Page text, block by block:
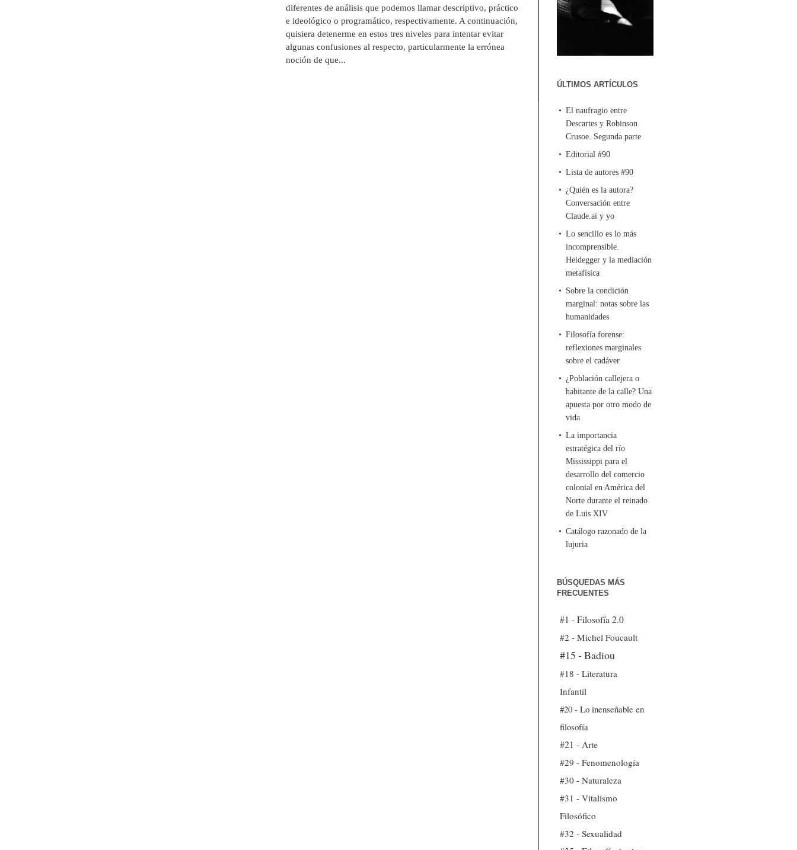
diferentes de análisis que podemos llamar descriptivo, práctico
e ideológico o programático, respectivamente. A continuación,
quisiera detenerme en estos tres niveles para intentar evitar
algunas confusiones al respecto, particularmente la errónea
noción de que...
ÚLTIMOS ARTÍCULOS
El naufragio entre
Descartes y Robinson
Crusoe. Segunda parte
Editorial #90
Lista de autores #90
¿Quién es la autora?
Conversación entre
Claude.ai y yo
Lo sencillo es lo más
incomprensible.
Heidegger y la mediación
metafísica
Sobre la condición
marginal: notas sobre las
humanidades
Filosofía forense:
reflexiones marginales
sobre el cadáver
¿Población callejera o
habitante de la calle? Una
apuesta por otro modo de
vida
La importancia
estratégica del río
Mississippi para el
desarrollo del comercio
colonial en América del
Norte durante el reinado
de Luis XIV
Catálogo razonado de la
lujuria
BÚSQUEDAS MÁS
FRECUENTES
#1 - Filosofía 2.0
#2 - Michel Foucault
#15 - Badiou
#18 - Literatura
Infantil
#20 - Lo inenseñable en
filosofía
#21 - Arte
#29 - Fenomenología
#30 - Naturaleza
#31 - Vitalismo
Filosófico
#32 - Sexualidad